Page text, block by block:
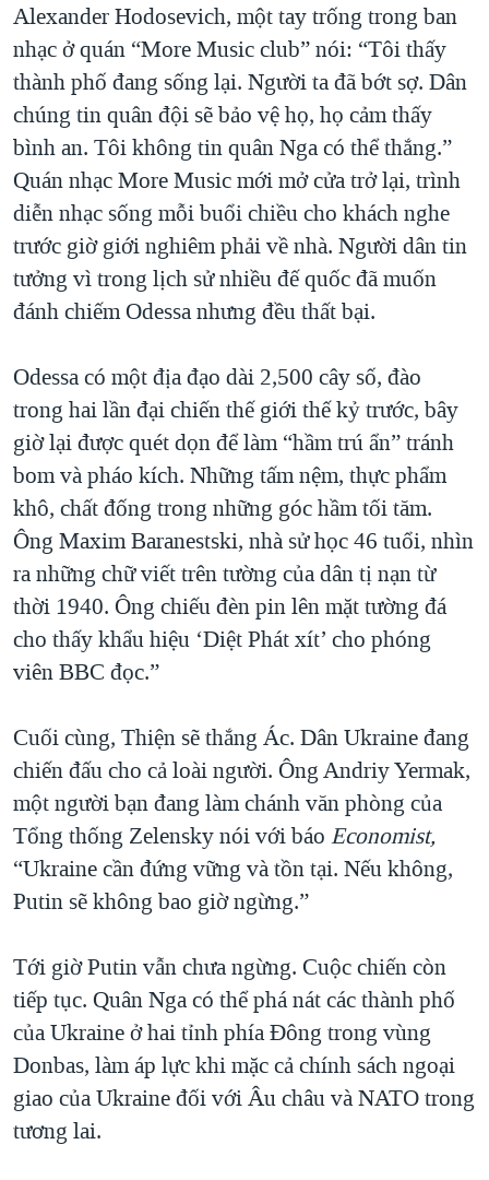
Alexander Hodosevich, một tay trống trong ban
nhạc ở quán “More Music club” nói: “Tôi thấy
thành phố đang sống lại. Người ta đã bớt sợ. Dân
chúng tin quân đội sẽ bảo vệ họ, họ cảm thấy
bình an. Tôi không tin quân Nga có thể thắng.”
Quán nhạc More Music mới mở cửa trở lại, trình
diễn nhạc sống mỗi buổi chiều cho khách nghe
trước giờ giới nghiêm phải về nhà. Người dân tin
tưởng vì trong lịch sử nhiều đế quốc đã muốn
đánh chiếm Odessa nhưng đều thất bại.
Odessa có một địa đạo dài 2,500 cây số, đào
trong hai lần đại chiến thế giới thế kỷ trước, bây
giờ lại được quét dọn để làm “hầm trú ẩn” tránh
bom và pháo kích. Những tấm nệm, thực phẩm
khô, chất đống trong những góc hầm tối tăm.
Ông Maxim Baranestski, nhà sử học 46 tuổi, nhìn
ra những chữ viết trên tường của dân tị nạn từ
thời 1940. Ông chiếu đèn pin lên mặt tường đá
cho thấy khẩu hiệu ‘Diệt Phát xít’ cho phóng
viên BBC đọc.”
Cuối cùng, Thiện sẽ thắng Ác. Dân Ukraine đang
chiến đấu cho cả loài người. Ông Andriy Yermak,
một người bạn đang làm chánh văn phòng của
Tổng thống Zelensky nói với báo Economist,
“Ukraine cần đứng vững và tồn tại. Nếu không,
Putin sẽ không bao giờ ngừng.”
Tới giờ Putin vẫn chưa ngừng. Cuộc chiến còn
tiếp tục. Quân Nga có thể phá nát các thành phố
của Ukraine ở hai tỉnh phía Đông trong vùng
Donbas, làm áp lực khi mặc cả chính sách ngoại
giao của Ukraine đối với Âu châu và NATO trong
tương lai.